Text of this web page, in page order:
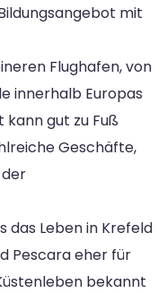
mit
Flughafen, von
innerhalb Europas
gut zu Fuß
Geschäfte,
das Leben in Krefeld
Pescara eher für
bekannt